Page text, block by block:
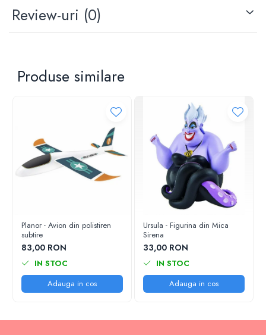
Review-uri (0)
Produse similare
Planor - Avion din polistiren
subtire
83,00 RON
IN STOC
Adauga in cos
Ursula - Figurina din Mica
Sirena
33,00 RON
IN STOC
Adauga in cos